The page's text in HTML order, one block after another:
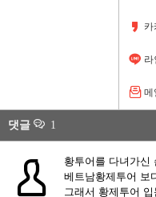
카
라
메
댓글 1
황투어를 다녀가신
베트남황제투어 보
그래서 황제투어